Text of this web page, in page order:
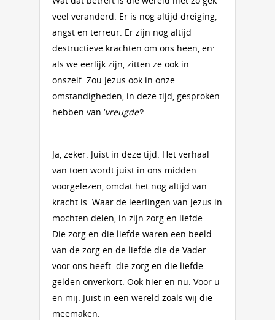
veel veranderd. Er is nog altijd dreiging,
angst en terreur. Er zijn nog altijd
destructieve krachten om ons heen, en:
als we eerlijk zijn, zitten ze ook in
onszelf. Zou Jezus ook in onze
omstandigheden, in deze tijd, gesproken
hebben van ‘vreugde’?
Ja, zeker. Juist in deze tijd. Het verhaal
van toen wordt juist in ons midden
voorgelezen, omdat het nog altijd van
kracht is. Waar de leerlingen van Jezus in
mochten delen, in zijn zorg en liefde…
Die zorg en die liefde waren een beeld
van de zorg en de liefde die de Vader
voor ons heeft: die zorg en die liefde
gelden onverkort. Ook hier en nu. Voor u
en mij. Juist in een wereld zoals wij die
meemaken.